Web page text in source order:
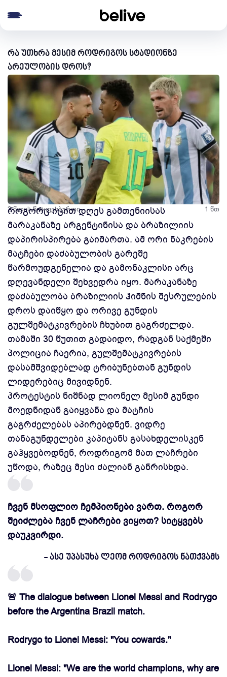
რა უთხრა მესიმ როდრიგოს სტადიონზე
არეულობის დროს?
2 წლის წინ ფეხბურთი 1 წთ
როგორც იცით დღეს გამთენიისას
მარაკანაზე არგენტინისა და ბრაზილიის
დაპირისპირება გაიმართა. ამ ორი ნაკრების
მატჩები დაძაბულობის გარეშე
წარმოუდგენელია და გამონაკლისი არც
დღევანდელი შეხვედრა იყო. მარაკანაზე
დაძაბულობა ბრაზილიის ჰიმნის შესრულების
დროს დაიწყო და ორივე გუნდის
გულშემატკივრების ჩხუბით გაგრძელდა.
თამაში 30 წუთით გადაიდო, რადგან საქმეში
პოლიცია ჩაერია, გულშემატკივრების
დასამშვიდებლად ტრიბუნებთან გუნდის
ლიდერებიც მივიდნენ.
პროტესტის ნიშნად ლიონელ მესიმ გუნდი
მოედნიდან გაიყვანა და მატჩის
გაგრძელებას აპირებდნენ. ვიდრე
თანაგუნდელები კაპიტანს გასახდელისკენ
გაჰყვებოდნენ, როდრიგომ მათ ლაჩრები
უწოდა, რაზეც მესი ძალიან განრისხდა.
ჩვენ მსოფლიო ჩემპიონები ვართ. როგორ
შეიძლება ჩვენ ლაჩრები ვიყოთ? სიტყვებს
დაუკვირდი.
- ასე უპასუხა ლეომ როდრიგოს ნათქვამს
🚨 The dialogue between Lionel Messi and Rodrygo
before the Argentina Brazil match.
Rodrygo to Lionel Messi: "You cowards."
Lionel Messi: "We are the world champions, why are